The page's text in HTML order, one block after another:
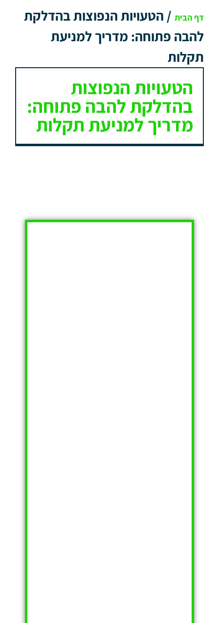
דף הבית / הטעויות הנפוצות בהדלקת
להבה פתוחה: מדריך למניעת
תקלות
הטעויות הנפוצות
בהדלקת להבה פתוחה:
מדריך למניעת תקלות